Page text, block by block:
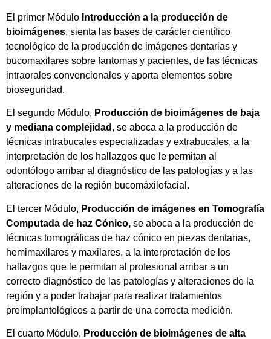
El primer Módulo Introducción a la producción de
bioimágenes, sienta las bases de carácter científico
tecnológico de la producción de imágenes dentarias y
bucomaxilares sobre fantomas y pacientes, de las técnicas
intraorales convencionales y aporta elementos sobre
bioseguridad.
El segundo Módulo, Producción de bioimágenes de baja
y mediana complejidad , se aboca a la producción de
técnicas intrabucales especializadas y extrabucales, a la
interpretación de los hallazgos que le permitan al
odontólogo arribar al diagnóstico de las patologías y a las
alteraciones de la región bucomáxilofacial.
El tercer Módulo, Producción de imágenes en Tomografía
Computada de haz Cónico, se aboca a la producción de
técnicas tomográficas de haz cónico en piezas dentarias,
hemimaxilares y maxilares, a la interpretación de los
hallazgos que le permitan al profesional arribar a un
correcto diagnóstico de las patologías y alteraciones de la
región y a poder trabajar para realizar tratamientos
preimplantológicos a partir de una correcta medición.
El cuarto Módulo, Producción de bioimágenes de alta